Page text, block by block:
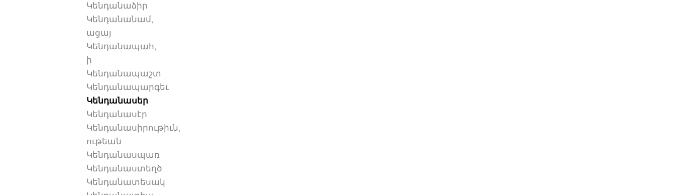
Կենդանաձիր
Կենդանանամ,
ացայ
Կենդանապահ,
ի
Կենդանապաշտ
Կենդանապարգեւ
Կենդանասեր
Կենդանասէր
Կենդանասիրութիւն,
ութեան
Կենդանասպառ
Կենդանաստեղծ
Կենդանատեսակ